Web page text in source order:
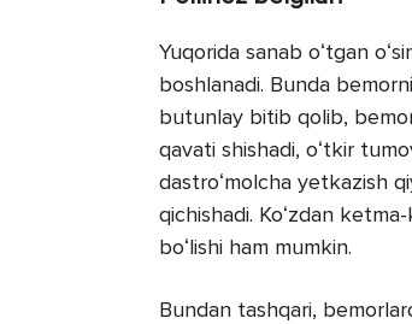
Yuqorida sanab oʻtgan
boshlanadi. Bunda
butunlay bitib qolib,
qavati shishadi, oʻtkir
dastroʻmolcha yetkazish
qichishadi. Koʻzdan
boʻlishi ham mumkin.
Bundan tashqari,